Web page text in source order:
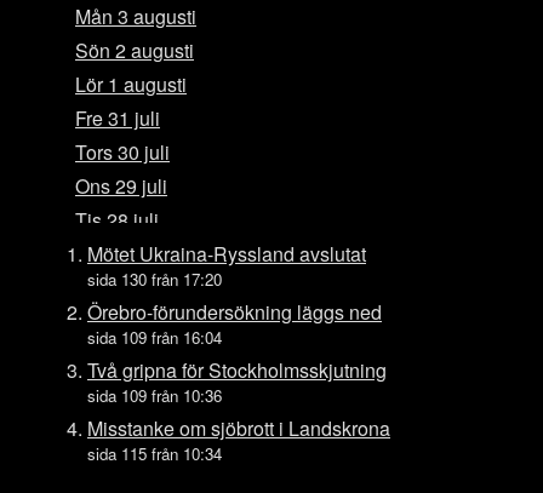
Mån 3 augusti
Sön 2 augusti
Lör 1 augusti
Fre 31 juli
Tors 30 juli
Ons 29 juli
Tis 28 juli
Mån 27 juli
Sön 26 juli
Lör 25 juli
Fre 24 juli
Tors 23 juli
Ons 22 juli
Tis 21 juli
Mötet Ukraina-Ryssland avslutat
sida 130 från 17:20
Örebro-förundersökning läggs ned
sida 109 från 16:04
Två gripna för Stockholmsskjutning
sida 109 från 10:36
Misstanke om sjöbrott i Landskrona
sida 115 från 10:34